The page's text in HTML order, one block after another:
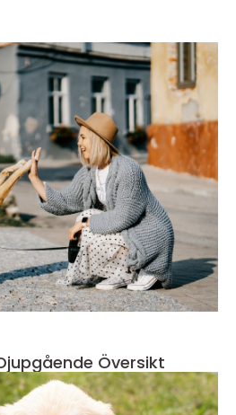
hund En Djupgående Översikt